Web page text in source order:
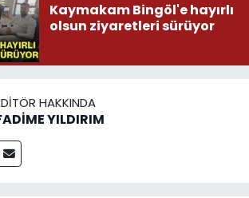
Kaymakam Bingöl'e hayırlı
olsun ziyaretleri sürüyor
HAKKINDA
YILDIRIM